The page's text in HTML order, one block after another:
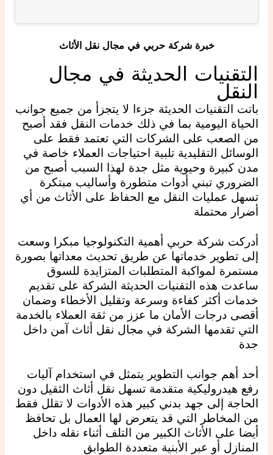
خبرة شركة حربي في مجال نقل الأثاث
التقنيات الحديثة في مجال
النقل
باتت التقنيات الحديثة جزءا لا يتجزأ من جميع جوانب
الحياة اليومية بما في ذلك خدمات النقل فقد أصبح
من الصعب على الشركات التي تعتمد فقط على
الوسائل التقليدية تلبية احتياجات العملاء خاصة في
مدن كبيرة وحيوية مثل جدة لهذا السبب أصبح من
الضروري تبني أدوات متطورة وأساليب مبتكرة
تسهل عمليات النقل مع الحفاظ على الأثاث من أي
أضرار محتملة
أدركت شركة حربي أهمية التكنولوجيا مبكرا وسعت
إلى تطوير خدماتها عن طريق تحديث معداتها بصورة
مستمرة لمواكبة المتطلبات المتزايدة للسوق
ساعدت هذه التقنيات الحديثة الشركة على تقديم
خدمات أكثر كفاءة وسرعة وتقليل الأخطاء وضمان
أقصى درجات الأمان ما عزز من ثقة العملاء بالخدمة
التي تقدمها الشركة في مجال نقل أثاث آمن داخل
جدة
أحد أهم جوانب التطوير يتمثل في استخدام آليات
رفع هيدروليكية متقدمة تسهل نقل أثاث الثقيل دون
الحاجة إلى جهد بدني كبير هذه الأدوات لا تقلل فقط
من المخاطر التي قد يتعرض لها العمال بل تحافظ
أيضا على الأثاث الكبير من التلف أثناء نقله داخل
المنازل أو عبر الأبنية متعددة الطوابق